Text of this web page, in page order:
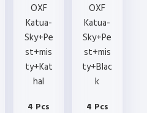
4 Pcs 4 Pcs